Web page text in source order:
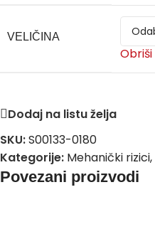
VELIČINA
Obriši
Dodaj na listu želja
SKU:S00133-0180
Kategorije: Mehanički rizici,
Povezani proizvodi